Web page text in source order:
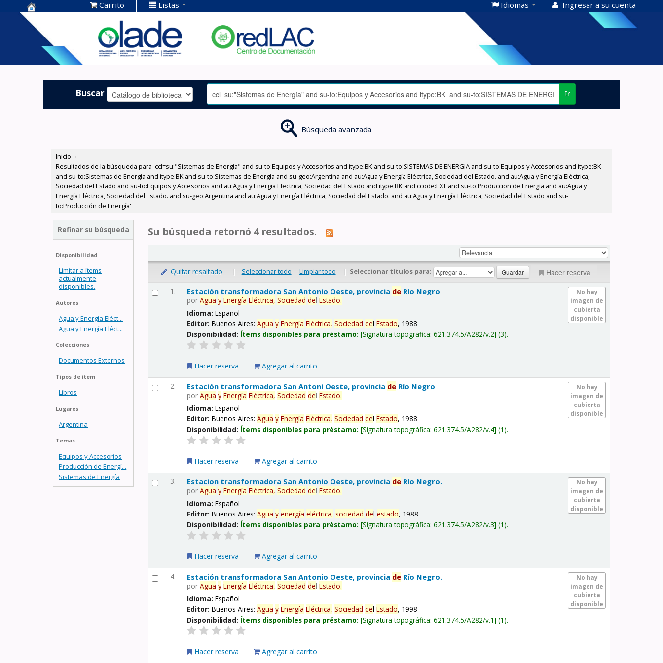
Centro de
Documentación
OLADE -
Carrito Listas Idiomas Ingresar a su cuenta
Buscar Ir
Búsqueda avanzada
Inicio ›
Resultados de la búsqueda para 'ccl=su:"Sistemas de Energía" and su-to:Equipos y Accesorios and itype:BK and su-to:SISTEMAS DE ENERGIA and su-to:Equipos y Accesorios and itype:BK
and su-to:Sistemas de Energía and itype:BK and su-to:Sistemas de Energía and su-geo:Argentina and au:Agua y Energía Eléctrica, Sociedad del Estado. and au:Agua y Energía Eléctrica,
Sociedad del Estado and su-to:Equipos y Accesorios and au:Agua y Energía Eléctrica, Sociedad del Estado and itype:BK and ccode:EXT and su-to:Producción de Energía and au:Agua y
Energía Eléctrica, Sociedad del Estado. and su-geo:Argentina and au:Agua y Energía Eléctrica, Sociedad del Estado. and au:Agua y Energía Eléctrica, Sociedad del Estado and su-
to:Producción de Energía'
Refinar su búsqueda
Disponibilidad
Limitar a ítems
actualmente
disponibles.
Autores
Agua y Energía Eléct...
Agua y Energía Eléct...
Colecciones
Documentos Externos
Tipos de ítem
Libros
Lugares
Argentina
Temas
Equipos y Accesorios
Producción de Energí...
Sistemas de Energía
Su búsqueda retornó 4 resultados.
Quitar resaltado | Seleccionar todo Limpiar todo | Seleccionar títulos para: Hacer reserva
1.
No hay
imagen de
cubierta
disponible
Estación transformadora San Antonio Oeste, provincia de Río Negro
porAgua y Energía Eléctrica, Sociedad delEstado.
Idioma:Español
Editor:Buenos Aires:Agua y Energía Eléctrica, Sociedad delEstado, 1988
Disponibilidad: Ítems disponibles para préstamo: Signatura topográfica:621.374.5/A282/v.2 (3).
Hacer reserva Agregar al carrito
2.
No hay
imagen de
cubierta
disponible
Estación transformadora San Antoni Oeste, provincia de Río Negro
porAgua y Energía Eléctrica, Sociedad delEstado.
Idioma:Español
Editor:Buenos Aires:Agua y Energía Eléctrica, Sociedad delEstado, 1988
Disponibilidad: Ítems disponibles para préstamo: Signatura topográfica:621.374.5/A282/v.4 (1).
Hacer reserva Agregar al carrito
3.
No hay
imagen de
cubierta
disponible
Estacion transformadora San Antonio Oeste, provincia de Río Negro.
porAgua y Energía Eléctrica, Sociedad delEstado.
Idioma:Español
Editor:Buenos Aires:Agua y energía eléctrica, sociedad delestado, 1988
Disponibilidad: Ítems disponibles para préstamo: Signatura topográfica:621.374.5/A282/v.3 (1).
Hacer reserva Agregar al carrito
4.
No hay
imagen de
cubierta
disponible
Estación transformadora San Antonio Oeste, provincia de Río Negro.
porAgua y Energía Eléctrica, Sociedad delEstado.
Idioma:Español
Editor:Buenos Aires:Agua y Energía Eléctrica, Sociedad delEstado, 1998
Disponibilidad: Ítems disponibles para préstamo: Signatura topográfica:621.374.5/A282/v.1 (1).
Hacer reserva Agregar al carrito